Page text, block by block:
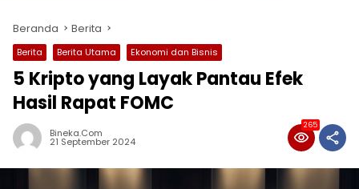
Beranda Berita
Berita Berita Utama Ekonomi dan Bisnis
5 Kripto yang Layak Pantau Efek
Hasil Rapat FOMC
Bineka.com
21 September 2024
265